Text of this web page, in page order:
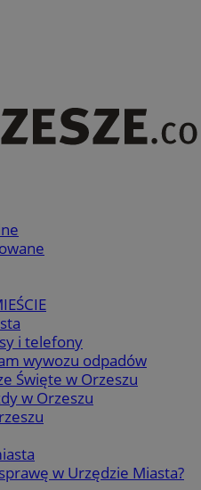
i telefony
wywozu odpadów
Święte w Orzeszu
w Orzeszu
w Urzędzie Miasta?